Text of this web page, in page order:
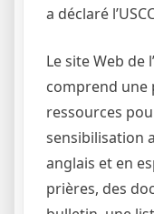
a déclaré
Le site Web de
comprend une
ressources
sensibilisation
anglais et en
prières, des